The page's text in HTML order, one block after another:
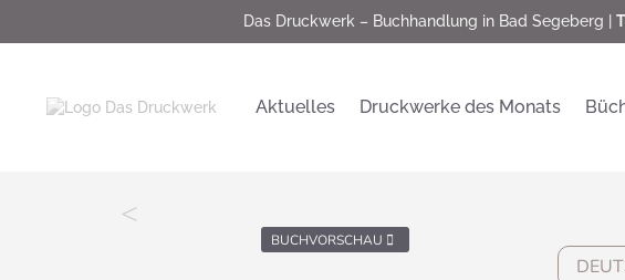
Das Druckwerk – Buchhandlung in Bad Segeberg |
Aktuelles Druckwerke des Monats
<
BUCHVORSCHAU